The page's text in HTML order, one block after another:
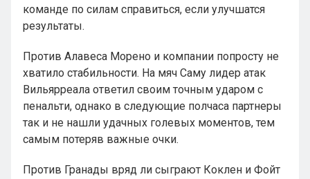
команде по силам справиться, если улучшатся
результаты.
Против Алавеса Морено и компании попросту не
хватило стабильности. На мяч Саму лидер атак
Вильярреала ответил своим точным ударом с
пенальти, однако в следующие полчаса партнеры
так и не нашли удачных голевых моментов, тем
самым потеряв важные очки.
Против Гранады вряд ли сыграют Коклен и Фойт